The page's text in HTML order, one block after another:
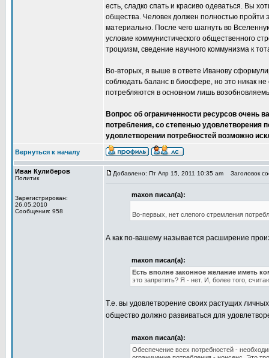
есть, сладко спать и красиво одеваться. Вы
общества. Человек должен полностью пройти
материально. После чего шагнуть во
условие коммунистического общественного
троцкизм, сведение научного коммунизма к
Во-вторых, я выше в ответе Иванову
соблюдать баланс в биосфере, но это никак
потребляются в основном лишь
Вопрос об ограниченности ресурсов очень
потребления, со степенью удовлетворения
удовлетворении потребностей возможно
Вернуться к началу
Иван Кулиберов
Политик
Зарегистрирован:
26.05.2010
Сообщения: 958
Добавлено: Пт Апр 15, 2011 10:35 am Заголовок
maxon писал(а):
Во-первых, нет слепого стремления
А как по-вашему называется расширение
maxon писал(а):
Есть вполне законное желание иметь
это запретить? Я - нет. И, более того,
Т.е. вы удовлетворение своих растущих
общество должно развиваться для
maxon писал(а):
Обеспечение всех потребностей -